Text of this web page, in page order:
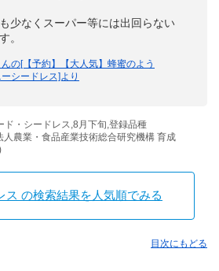
少なくスーパー等には出回らない
。
の[【予約】【大人気】蜂蜜のよう
シードレス]より
・シードレス,8月下旬,登録品種
農業・食品産業技術総合研究機構 育成
ス の検索結果を人気順でみる
目次にもどる